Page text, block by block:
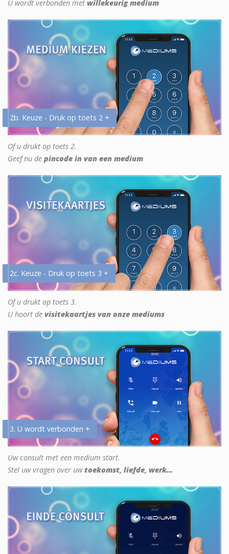
U wordt verbonden met willekeurig medium
2b. Keuze - Druk op toets 2 +
Of u drukt op toets 2.
Geef nu de pincode in van een medium
2c. Keuze - Druk op toets 3 +
Of u drukt op toets 3.
U hoort de visitekaartjes van onze mediums
3. U wordt verbonden +
Uw consult met een medium start.
Stel uw vragen over uwtoekomst, liefde, werk...